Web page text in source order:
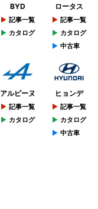
BYD
記事一覧
カタログ
ロータス
記事一覧
カタログ
中古車
アルピーヌ
記事一覧
カタログ
ヒョンデ
記事一覧
カタログ
中古車